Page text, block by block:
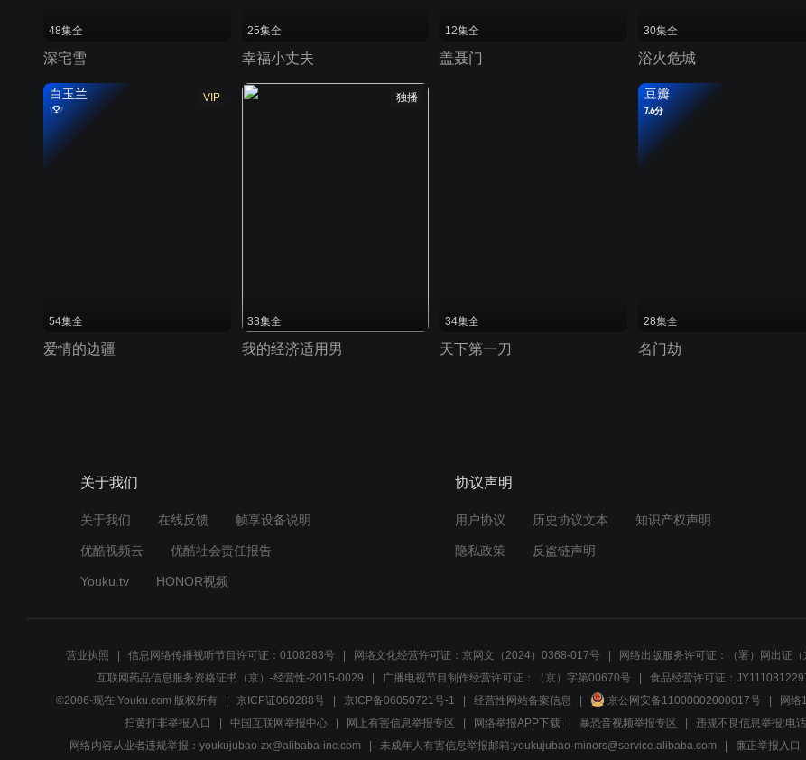
48集全
深宅雪
25集全
幸福小丈夫
12集全
盖聂门
30集全
浴火危城
VIP
白玉兰
54集全
爱情的边疆
独播
33集全
我的经济适用男
34集全
天下第一刀
豆瓣
7.6分
28集全
名门劫
关于我们
关于我们 在线反馈 帧享设备说明
优酷视频云 优酷社会责任报告
Youku.tv HONOR视频
协议声明
用户协议 历史协议文本 知识产权声明
隐私政策 反盗链声明
营业执照 信息网络传播视听节目许可证：0108283号 网络文化经营许可证：京网文（2024）0368-017号 网络出版服务许可证：（署）网出证
互联网药品信息服务资格证书（京）-经营性-2015-0029
广播电视节目制作经营许可证：（京）字第00670号 食品经营许可证：
©2006-现在 Youku.com 版权所有
京ICP证060288号 京ICP备06050721号-1 经营性网站备案信息 京公网安备11000002000017号 网络
扫黄打非举报入口
中国互联网举报中心 网上有害信息举报专区 网络举报APP下载 暴恐音视频举报专区
违规不良信息举报:电
网络内容从业者违规举报：youkujubao-zx@alibaba-inc.com
未成年人有害信息举报邮箱:youkujubao-minors@service.alibaba.com 廉正举报入口